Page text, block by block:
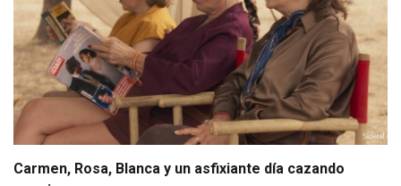
Carmen, Rosa, Blanca y un asfixiante día cazando